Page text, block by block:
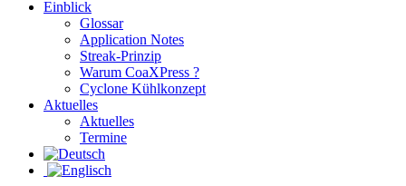
Einblick
Glossar
Application Notes
Streak-Prinzip
Warum CoaXPress ?
Cyclone Kühlkonzept
Aktuelles
Aktuelles
Termine